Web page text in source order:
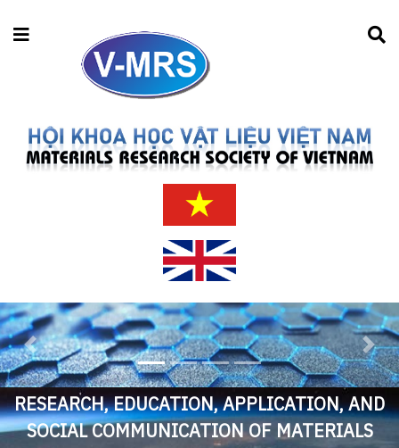
Previous Next
RESEARCH, EDUCATION, APPLICATION, AND
SOCIAL COMMUNICATION OF MATERIALS